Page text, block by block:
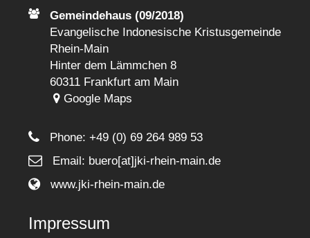
Gemeindehaus (09/2018)
Evangelische Indonesische Kristusgemeinde
Rhein-Main
Hinter dem Lämmchen 8
60311 Frankfurt am Main
Google Maps
Phone:+49 (0) 69 264 989 53
Email: buero[at]jki-rhein-main.de
www.jki-rhein-main.de
Impressum